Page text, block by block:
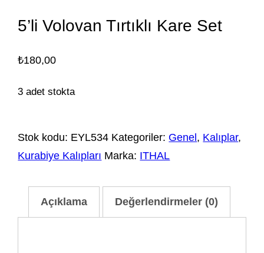
5’li Volovan Tırtıklı Kare Set
₺180,00
3 adet stokta
Stok kodu: EYL534 Kategoriler: Genel, Kalıplar,
Kurabiye Kalıpları Marka: ITHAL
Açıklama Değerlendirmeler (0)